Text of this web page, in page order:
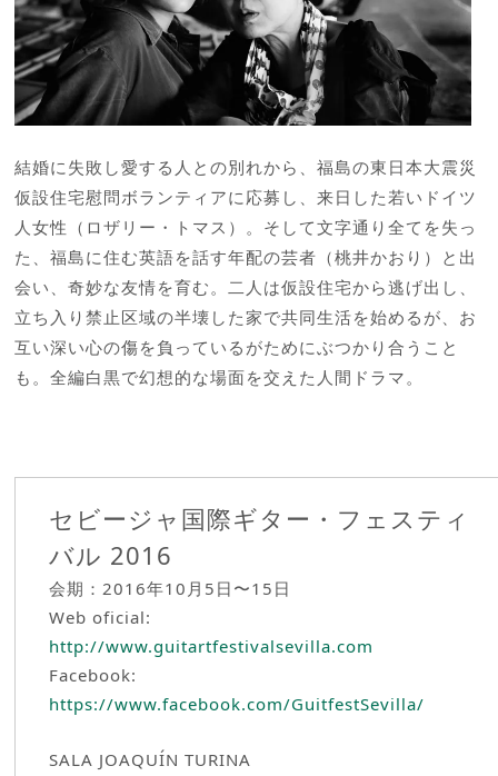
結婚に失敗し愛する人との別れから、福島の東日本大震災
仮設住宅慰問ボランティアに応募し、来日した若いドイツ
人女性（ロザリー・トマス）。そして文字通り全てを失っ
た、福島に住む英語を話す年配の芸者（桃井かおり）と出
会い、奇妙な友情を育む。二人は仮設住宅から逃げ出し、
立ち入り禁止区域の半壊した家で共同生活を始めるが、お
互い深い心の傷を負っているがためにぶつかり合うこと
も。全編白黒で幻想的な場面を交えた人間ドラマ。
セビージャ国際ギター・フェスティ
バル 2016
会期：2016年10月5日〜15日
Web oficial:
http://www.guitartfestivalsevilla.com
Facebook:
https://www.facebook.com/GuitfestSevilla/
SALA JOAQUÍN TURINA